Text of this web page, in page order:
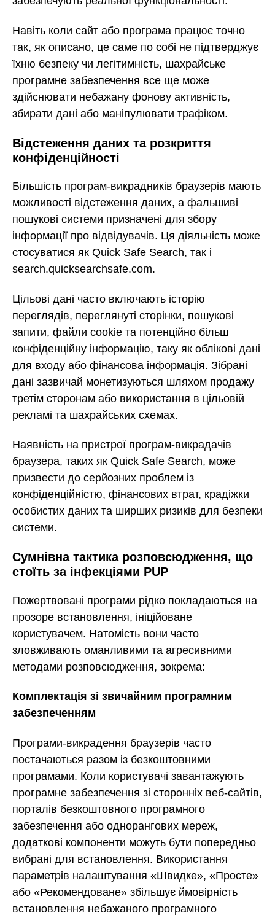
Навіть коли сайт або програма працює точно
так, як описано, це саме по собі не підтверджує
їхню безпеку чи легітимність, шахрайське
програмне забезпечення все ще може
здійснювати небажану фонову активність,
збирати дані або маніпулювати трафіком.
Відстеження даних та розкриття
конфіденційності
Більшість програм-викрадників браузерів мають
можливості відстеження даних, а фальшиві
пошукові системи призначені для збору
інформації про відвідувачів. Ця діяльність може
стосуватися як Quick Safe Search, так і
search.quicksearchsafe.com.
Цільові дані часто включають історію
переглядів, переглянуті сторінки, пошукові
запити, файли cookie та потенційно більш
конфіденційну інформацію, таку як облікові дані
для входу або фінансова інформація. Зібрані
дані зазвичай монетизуються шляхом продажу
третім сторонам або використання в цільовій
рекламі та шахрайських схемах.
Наявність на пристрої програм-викрадачів
браузера, таких як Quick Safe Search, може
призвести до серйозних проблем із
конфіденційністю, фінансових втрат, крадіжки
особистих даних та ширших ризиків для безпеки
системи.
Сумнівна тактика розповсюдження, що
стоїть за інфекціями PUP
Пожертвовані програми рідко покладаються на
прозоре встановлення, ініційоване
користувачем. Натомість вони часто
зловживають оманливими та агресивними
методами розповсюдження, зокрема:
Комплектація зі звичайним програмним
забезпеченням
Програми-викрадення браузерів часто
постачаються разом із безкоштовними
програмами. Коли користувачі завантажують
програмне забезпечення зі сторонніх веб-сайтів,
порталів безкоштовного програмного
забезпечення або однорангових мереж,
додаткові компоненти можуть бути попередньо
вибрані для встановлення. Використання
параметрів налаштування «Швидке», «Просте»
або «Рекомендоване» збільшує ймовірність
встановлення небажаного програмного